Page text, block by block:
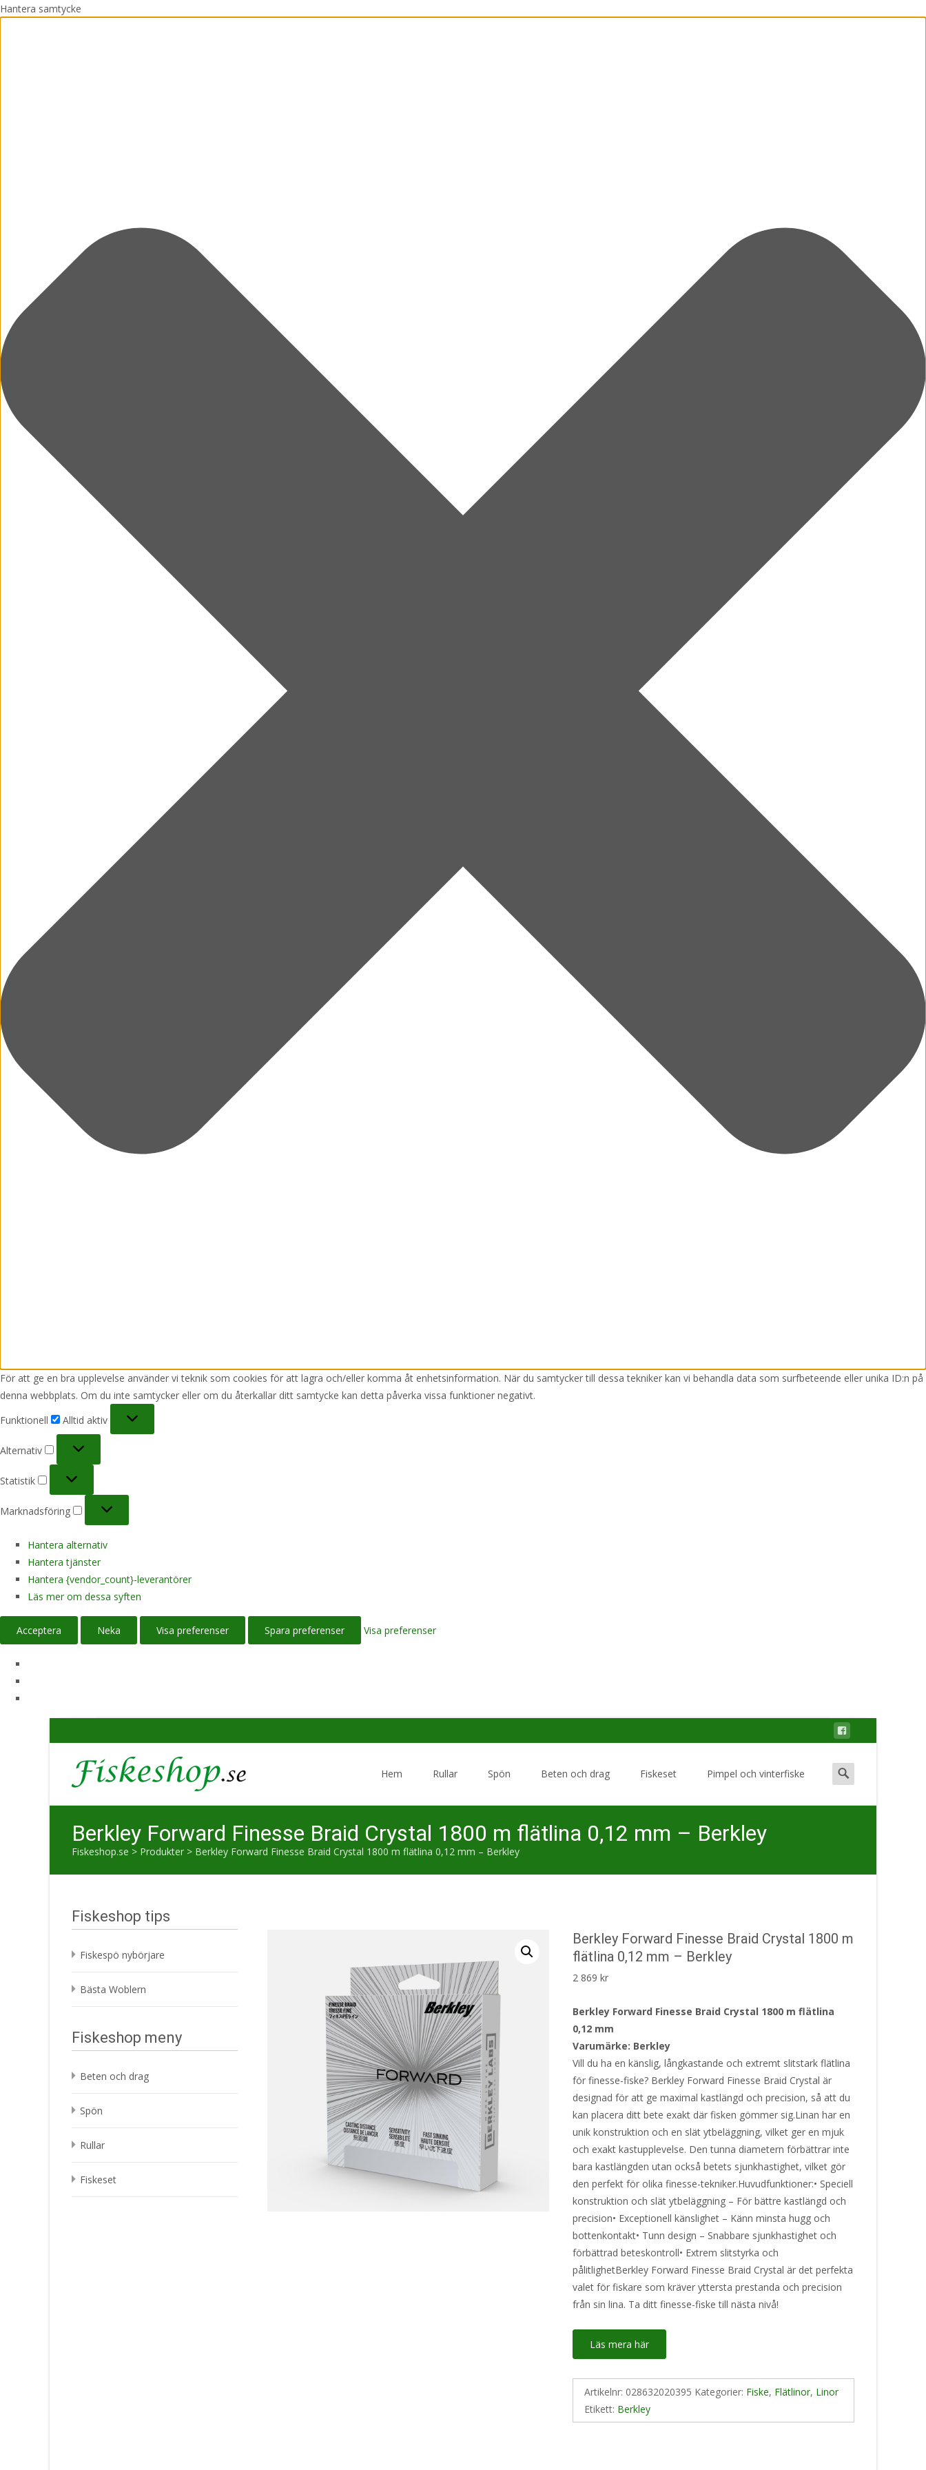
Hantera samtycke
För att ge en bra upplevelse använder vi teknik som cookies för att lagra och/eller komma åt enhetsinformation. När du samtycker till dessa tekniker kan vi behandla data som surfbeteende eller unika ID:n på
denna webbplats. Om du inte samtycker eller om du återkallar ditt samtycke kan detta påverka vissa funktioner negativt.
Funktionell
Alltid aktiv
Alternativ
Statistik
Marknadsföring
Hantera alternativ
Hantera tjänster
Hantera {vendor_count}-leverantörer
Läs mer om dessa syften
Acceptera Neka Visa preferenser Spara preferenser Visa preferenser
Hem Rullar Spön Beten och drag Fiskeset Pimpel och vinterfiske
Search
for:
Berkley Forward Finesse Braid Crystal 1800 m flätlina 0,12 mm – Berkley
Fiskeshop.se > Produkter > Berkley Forward Finesse Braid Crystal 1800 m flätlina 0,12 mm – Berkley
Berkley Forward Finesse Braid Crystal 1800 m
flätlina 0,12 mm – Berkley
2 869kr
Berkley Forward Finesse Braid Crystal 1800 m flätlina
0,12 mm
Varumärke: Berkley
Vill du ha en känslig, långkastande och extremt slitstark flätlina
för finesse-fiske? Berkley Forward Finesse Braid Crystal är
designad för att ge maximal kastlängd och precision, så att du
kan placera ditt bete exakt där fisken gömmer sig.Linan har en
unik konstruktion och en slät ytbeläggning, vilket ger en mjuk
och exakt kastupplevelse. Den tunna diametern förbättrar inte
bara kastlängden utan också betets sjunkhastighet, vilket gör
den perfekt för olika finesse-tekniker.Huvudfunktioner:• Speciell
konstruktion och slät ytbeläggning – För bättre kastlängd och
precision• Exceptionell känslighet – Känn minsta hugg och
bottenkontakt• Tunn design – Snabbare sjunkhastighet och
förbättrad beteskontroll• Extrem slitstyrka och
pålitlighetBerkley Forward Finesse Braid Crystal är det perfekta
valet för fiskare som kräver yttersta prestanda och precision
från sin lina. Ta ditt finesse-fiske till nästa nivå!
Läs mera här
Artikelnr: 028632020395 Kategorier: Fiske, Flätlinor, Linor
Etikett: Berkley
Fiskeshop tips
Fiskespö nybörjare
Bästa Woblern
Fiskeshop meny
Beten och drag
Spön
Rullar
Fiskeset